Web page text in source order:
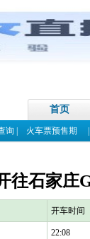
首页
询 火车票预售期
往石家庄
开车时间
22:08